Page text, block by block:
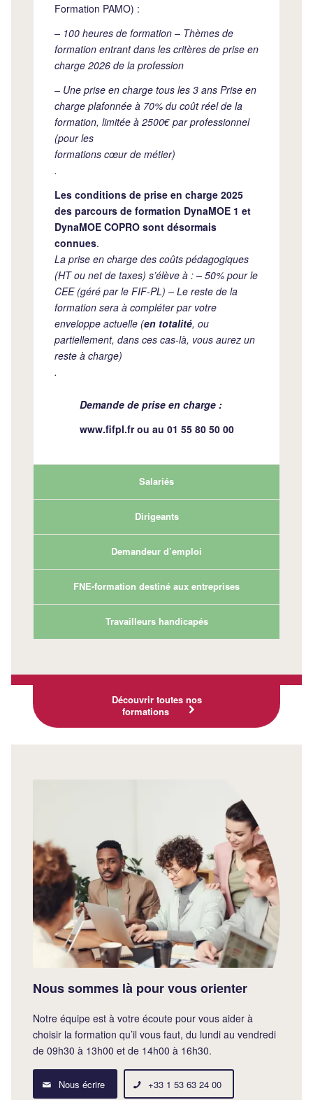
Formation PAMO) :
– 100 heures de formation – Thèmes de
formation entrant dans les critères de prise en
charge 2026 de la profession
– Une prise en charge tous les 3 ans Prise en
charge plafonnée à 70% du coût réel de la
formation, limitée à 2500€ par professionnel
(pour les
formations cœur de métier)
.
Les conditions de prise en charge 2025
des parcours de formation DynaMOE 1 et
DynaMOE COPRO sont désormais
connues.
La prise en charge des coûts pédagogiques
(HT ou net de taxes) s’élève à : – 50% pour le
CEE (géré par le FIF-PL) – Le reste de la
formation sera à compléter par votre
enveloppe actuelle (en totalité, ou
partiellement, dans ces cas-là, vous aurez un
reste à charge)
.
Demande de prise en charge :
www.fifpl.frou au 01 55 80 50 00
Salariés
Dirigeants
Demandeur d’emploi
FNE-formation destiné aux entreprises
Travailleurs handicapés
Découvrir toutes nos
formations
Nous sommes là pour vous orienter
Notre équipe est à votre écoute pour vous aider à
choisir la formation qu’il vous faut, du lundi au vendredi
de 09h30 à 13h00 et de 14h00 à 16h30.
Nous écrire +33 1 53 63 24 00